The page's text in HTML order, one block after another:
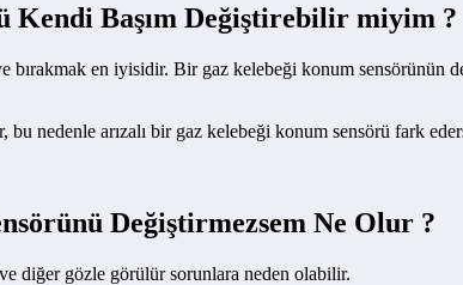
Kendi Başım Değiştirebilir miyim ?
en iyisidir. Bir gaz kelebeği konum sensörünün
nedenle arızalı bir gaz kelebeği konum sensörü fark
Değiştirmezsem Ne Olur ?
diğer gözle görülür sorunlara neden olabilir.